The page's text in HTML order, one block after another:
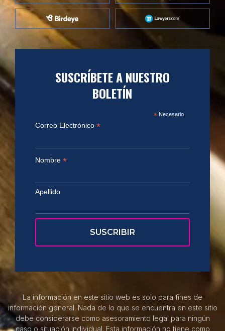
SUSCRÍBETE A NUESTRO
BOLETÍN
*Necesario
Correo Electrónico *
Nombre *
Apellido
La información en este sitio web es solo para fines de
información general. Nada de lo que se encuentra en este sitio
debe considerarse como asesoramiento legal para ningún
caso o situación individual. Esta información no tiene como